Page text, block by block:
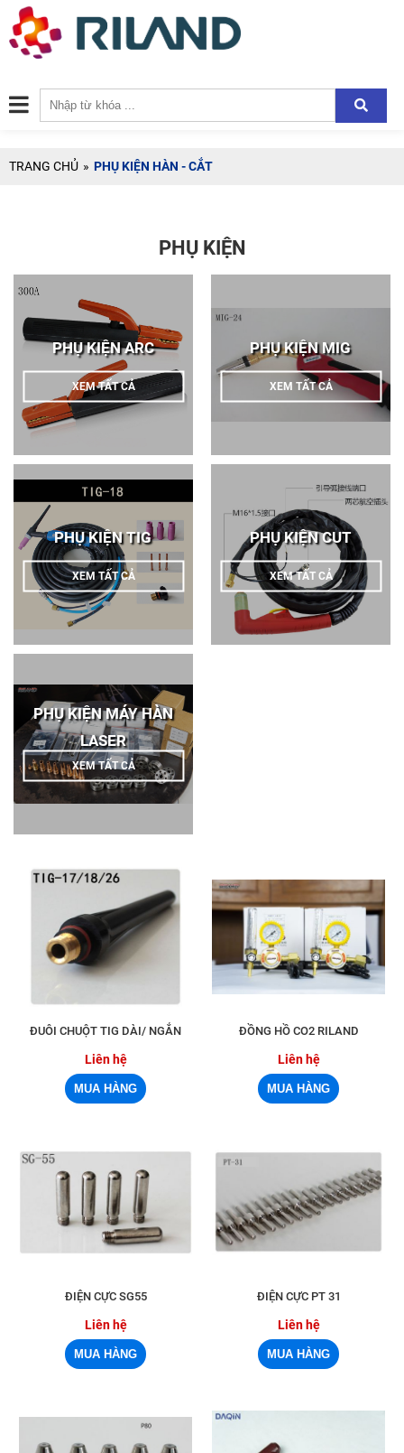
TRANG CHỦ » PHỤ KIỆN HÀN - CẮT
PHỤ KIỆN
PHỤ KIỆN ARC
XEM TẤT CẢ
PHỤ KIỆN MIG
XEM TẤT CẢ
PHỤ KIỆN TIG
XEM TẤT CẢ
PHỤ KIỆN CUT
XEM TẤT CẢ
PHỤ KIỆN MÁY HÀN
LASER
XEM TẤT CẢ
ĐUÔI CHUỘT TIG DÀI/ NGẮN
Liên hệ
ĐỒNG HỒ CO2 RILAND
Liên hệ
ĐIỆN CỰC SG55
Liên hệ
ĐIỆN CỰC PT 31
Liên hệ